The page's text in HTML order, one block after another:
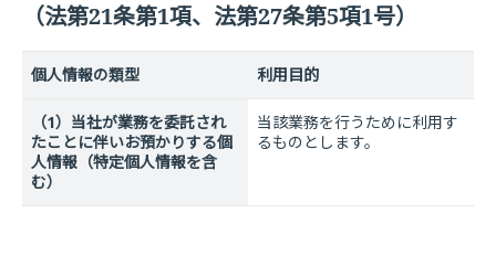
（法第21条第1項、法第27条第5項1号）
個人情報の類型 利用目的
（1）当社が業務を委託され
たことに伴いお預かりする個
人情報（特定個人情報を含
む）
当該業務を行うために利用す
るものとします。